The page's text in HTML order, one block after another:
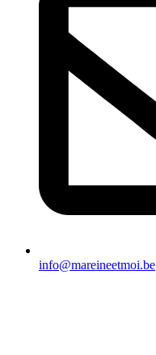
info@mareineetmoi.be